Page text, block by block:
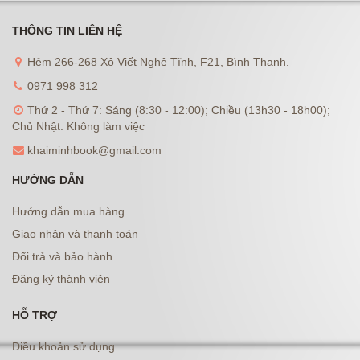
THÔNG TIN LIÊN HỆ
Hẻm 266-268 Xô Viết Nghệ Tĩnh, F21, Bình Thạnh.
0971 998 312
Thứ 2 - Thứ 7: Sáng (8:30 - 12:00); Chiều (13h30 - 18h00);
Chủ Nhật: Không làm việc
khaiminhbook@gmail.com
HƯỚNG DẪN
Hướng dẫn mua hàng
Giao nhận và thanh toán
Đổi trả và bảo hành
Đăng ký thành viên
HỖ TRỢ
Điều khoản sử dụng